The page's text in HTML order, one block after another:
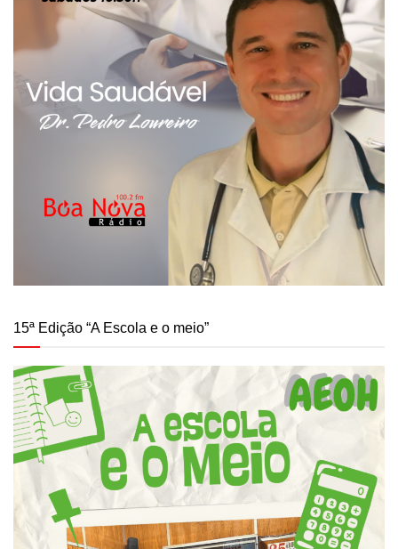
15ª Edição “A Escola e o meio”